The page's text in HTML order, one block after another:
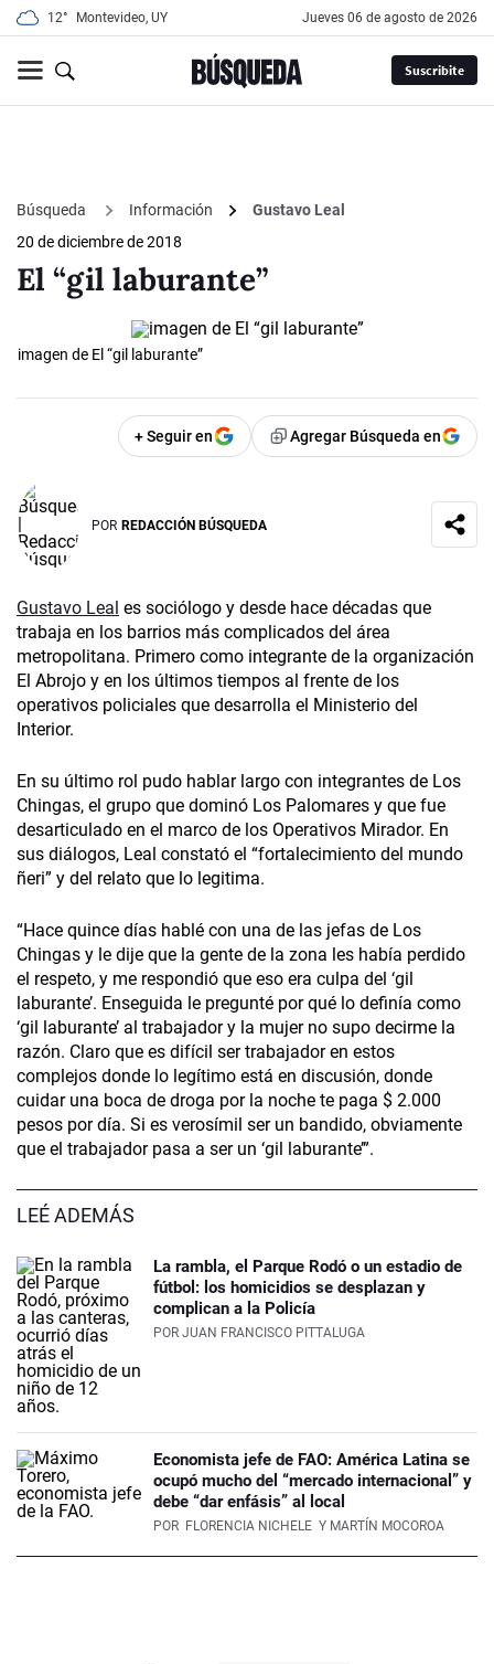
12° Montevideo, UY jueves 06 de agosto de 2026
Suscribite
Búsqueda Información
Gustavo Leal
20 de diciembre de 2018
El “gil laburante”
imagen de El “gil laburante”
+ Seguir en Agregar Búsqueda en
POR REDACCIÓN BÚSQUEDA
Gustavo Leal es sociólogo y desde hace décadas que
trabaja en los barrios más complicados del área
metropolitana. Primero como integrante de la organización
El Abrojo y en los últimos tiempos al frente de los
operativos policiales que desarrolla el Ministerio del
Interior.
En su último rol pudo hablar largo con integrantes de Los
Chingas, el grupo que dominó Los Palomares y que fue
desarticulado en el marco de los Operativos Mirador. En
sus diálogos, Leal constató el “fortalecimiento del mundo
ñeri” y del relato que lo legitima.
“Hace quince días hablé con una de las jefas de Los
Chingas y le dije que la gente de la zona les había perdido
el respeto, y me respondió que eso era culpa del ‘gil
laburante’. Enseguida le pregunté por qué lo definía como
‘gil laburante’ al trabajador y la mujer no supo decirme la
razón. Claro que es difícil ser trabajador en estos
complejos donde lo legítimo está en discusión, donde
cuidar una boca de droga por la noche te paga $ 2.000
pesos por día. Si es verosímil ser un bandido, obviamente
que el trabajador pasa a ser un ‘gil laburante’”.
LEÉ ADEMÁS
La rambla, el Parque Rodó o un estadio de
fútbol: los homicidios se desplazan y
complican a la Policía
POR JUAN FRANCISCO PITTALUGA
Economista jefe de FAO: América Latina se
ocupó mucho del “mercado internacional” y
debe “dar enfásis” al local
POR FLORENCIA NICHELE Y MARTÍN MOCOROA